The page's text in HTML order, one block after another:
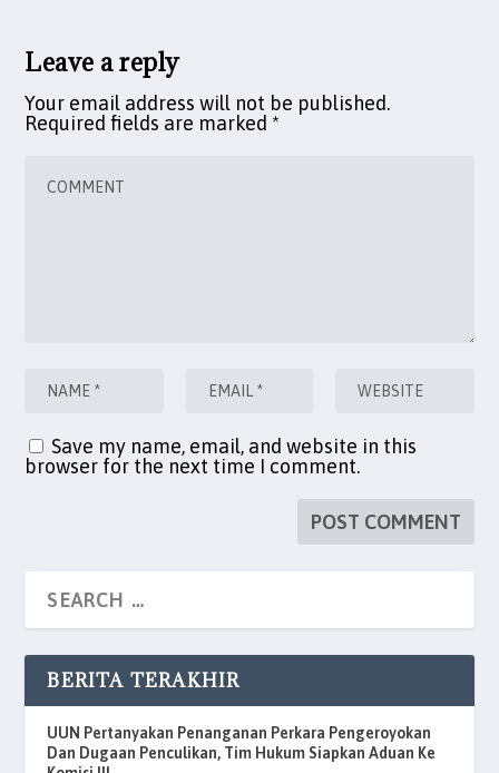
Leave a reply
Your email address will not be published.
Required fields are marked *
Save my name, email, and website in this
browser for the next time I comment.
BERITA TERAKHIR
UUN Pertanyakan Penanganan Perkara Pengeroyokan
Dan Dugaan Penculikan, Tim Hukum Siapkan Aduan Ke